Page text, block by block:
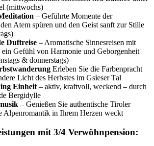
(mittwochs)
– Geführte Momente der
Atem spüren und den Geist sanft zur Stille
Duftreise – Aromatische Sinnesreisen mit
ein Gefühl von Harmonie und Geborgenheit
& donnerstags)
Erleben Sie die Farbenpracht
Licht des Herbstes im Gsieser Tal
Einheit – aktiv, kraftvoll, weckend – durch
Bergidylle
– Genießen Sie authentische Tiroler
Alpenromantik in Ihrem Herzen weckt
mit 3/4 Verwöhnpension: